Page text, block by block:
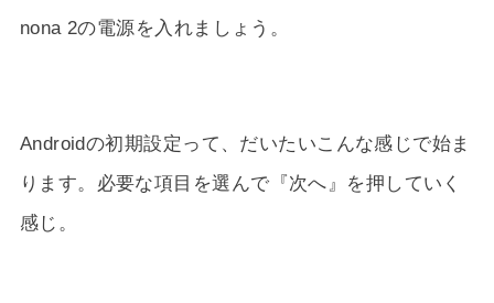
nona 2の電源を入れましょう。
Androidの初期設定って、だいたいこんな感じで始ま
ります。必要な項目を選んで『次へ』を押していく
感じ。